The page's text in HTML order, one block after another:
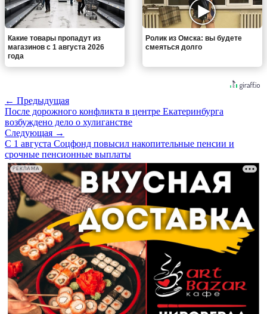
Какие товары пропадут из
магазинов с 1 августа 2026
года
Ролик из Омска: вы будете
смеяться долго
← Предыдущая
После дорожного конфликта в центре Екатеринбурга
возбуждено дело о хулиганстве
Следующая →
С 1 августа Соцфонд повысил накопительные пенсии и
срочные пенсионные выплаты
РЕКЛАМА